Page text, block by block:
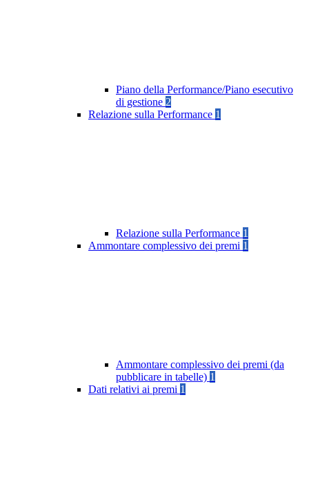
Piano della Performance/Piano esecutivo
di gestione 2
Relazione sulla Performance 1
Relazione sulla Performance 1
Ammontare complessivo dei premi 1
Ammontare complessivo dei premi (da
pubblicare in tabelle) 1
Dati relativi ai premi 1